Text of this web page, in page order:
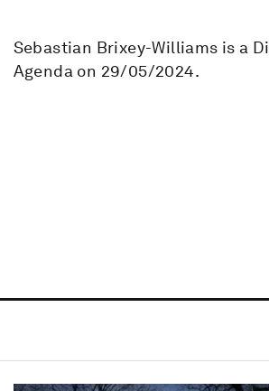
Sebastian Brixey-Williams is a
Agenda on 29/05/2024.